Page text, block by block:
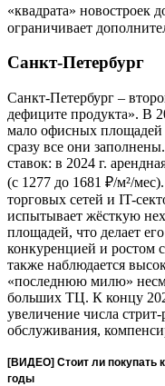
«квадрата» новостроек
ограничивает
Санкт-Петербург
Санкт-Петербург –
дефиците продукта». В
мало офисных площадей
сразу все они
ставок: в 2024 г.
(с 1277 до 1681 ₽/м²/мес).
торговых сетей и IT-
испытывает жёсткую
площадей, что делает
конкуренцией и ростом
также наблюдается
«последнюю милю»
больших ТЦ. К концу
увеличение числа
обслуживания,
[ВИДЕО] Стоит ли покупать
годы